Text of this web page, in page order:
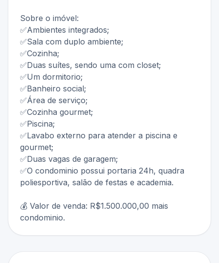
Sobre o imóvel:
✅Ambientes integrados;
✅Sala com duplo ambiente;
✅Cozinha;
✅Duas suítes, sendo uma com closet;
✅Um dormitorio;
✅Banheiro social;
✅Área de serviço;
✅Cozinha gourmet;
✅Piscina;
✅Lavabo externo para atender a piscina e
gourmet;
✅Duas vagas de garagem;
✅O condominio possui portaria 24h, quadra
poliesportiva, salão de festas e academia.
💰 Valor de venda: R$1.500.000,00 mais
condominio.